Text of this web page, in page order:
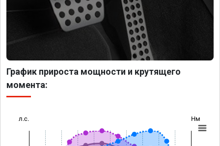
График прироста мощности и крутящего
момента:
л.с. Нм